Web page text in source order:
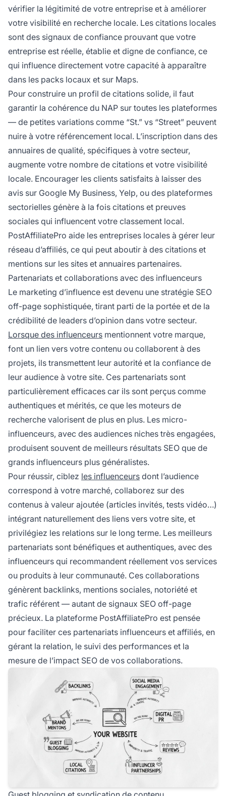
vérifier la légitimité de votre entreprise et à améliorer
votre visibilité en recherche locale. Les citations locales
sont des signaux de confiance prouvant que votre
entreprise est réelle, établie et digne de confiance, ce
qui influence directement votre capacité à apparaître
dans les packs locaux et sur Maps.
Pour construire un profil de citations solide, il faut
garantir la cohérence du NAP sur toutes les plateformes
— de petites variations comme “St.” vs “Street” peuvent
nuire à votre référencement local. L’inscription dans des
annuaires de qualité, spécifiques à votre secteur,
augmente votre nombre de citations et votre visibilité
locale. Encourager les clients satisfaits à laisser des
avis sur Google My Business, Yelp, ou des plateformes
sectorielles génère à la fois citations et preuves
sociales qui influencent votre classement local.
PostAffiliatePro aide les entreprises locales à gérer leur
réseau d’affiliés, ce qui peut aboutir à des citations et
mentions sur les sites et annuaires partenaires.
Partenariats et collaborations avec des influenceurs
Le marketing d’influence est devenu une stratégie SEO
off-page sophistiquée, tirant parti de la portée et de la
crédibilité de leaders d’opinion dans votre secteur.
Lorsque des influenceurs mentionnent votre marque,
font un lien vers votre contenu ou collaborent à des
projets, ils transmettent leur autorité et la confiance de
leur audience à votre site. Ces partenariats sont
particulièrement efficaces car ils sont perçus comme
authentiques et mérités, ce que les moteurs de
recherche valorisent de plus en plus. Les micro-
influenceurs, avec des audiences niches très engagées,
produisent souvent de meilleurs résultats SEO que de
grands influenceurs plus généralistes.
Pour réussir, ciblez les influenceurs dont l’audience
correspond à votre marché, collaborez sur des
contenus à valeur ajoutée (articles invités, tests vidéo…)
intégrant naturellement des liens vers votre site, et
privilégiez les relations sur le long terme. Les meilleurs
partenariats sont bénéfiques et authentiques, avec des
influenceurs qui recommandent réellement vos services
ou produits à leur communauté. Ces collaborations
génèrent backlinks, mentions sociales, notoriété et
trafic référent — autant de signaux SEO off-page
précieux. La plateforme PostAffiliatePro est pensée
pour faciliter ces partenariats influenceurs et affiliés, en
gérant la relation, le suivi des performances et la
mesure de l’impact SEO de vos collaborations.